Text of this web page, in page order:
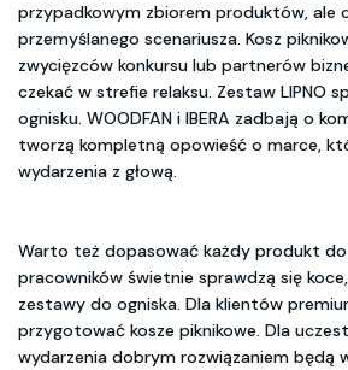
przypadkowym zbiorem produktów, ale
przemyślanego scenariusza. Kosz
zwycięzców konkursu lub partnerów
czekać w strefie relaksu. Zestaw LIPNO
ognisku. WOODFAN i IBERA zadbają o
tworzą kompletną opowieść o marce,
wydarzenia z głową.
Warto też dopasować każdy produkt
pracowników świetnie sprawdzą się
zestawy do ogniska. Dla klientów
przygotować kosze piknikowe. Dla
wydarzenia dobrym rozwiązaniem będą